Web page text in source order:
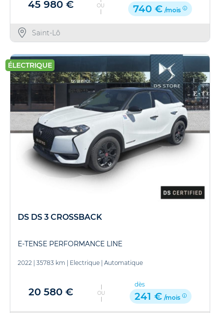
45 980 € OU 740 € /mois
Saint-Lô
ÉLECTRIQUE
DS DS 3 CROSSBACK
E-TENSE PERFORMANCE LINE
2022 35783 km Electrique Automatique
20 580 € OU
dès
241 € /mois